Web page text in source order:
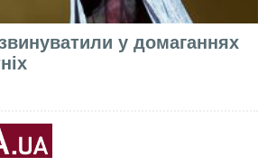
у домаганнях